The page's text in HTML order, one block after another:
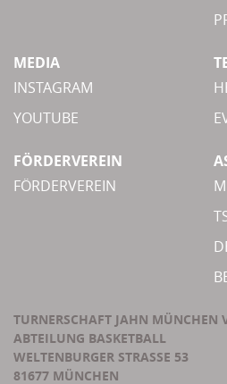
MEDIA
INSTAGRAM
YOUTUBE
FÖRDERVEREIN
FÖRDERVEREIN
TURNERSCHAFT JAHN MÜNCHEN
ABTEILUNG BASKETBALL
WELTENBURGER STRASSE 53
81677 MÜNCHEN